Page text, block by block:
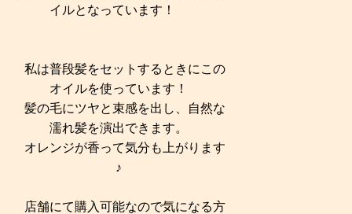
イルとなっています！
私は普段髪をセットするときにこの
オイルを使っています！
髪の毛にツヤと束感を出し、自然な
濡れ髪を演出できます。
オレンジが香って気分も上がります
♪
店舗にて購入可能なので気になる方